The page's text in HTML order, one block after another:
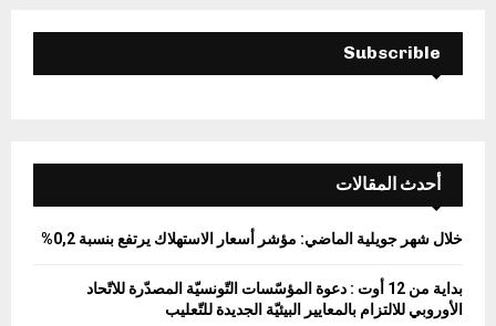
H
Subscrible
أحدث المقالات
خلال شهر جويلية الماضي: مؤشر أسعار الاستهلاك يرتفع بنسبة 0,2%
بداية من 12 أوت : دعوة المؤسّسات التّونسيّة المصدّرة للاتّحاد
الأوروبي للالتزام بالمعايير البيئيّة الجديدة للتّعليب